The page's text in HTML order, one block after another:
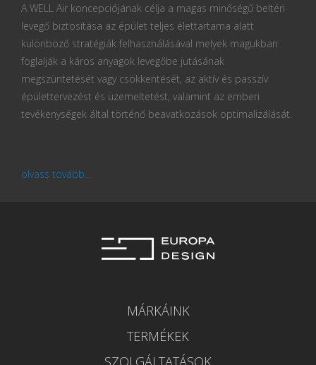
A WELL Air koncepciójának célja a magas minőségű beltéri
levegő biztosítása az épület teljes élettartama alatt
különböző stratégiák felhasználásával melyek magukban
foglalják a káros anyagok levegőbe jutásának
megszüntetését vagy csökkentését, az aktív és passzív
épülettervezést és üzemeltetést, valamint az emberi
tevékenységek által történő beavatkozások optimalizálását.
olvass tovább...
MÁRKÁINK
TERMÉKEK
SZOLGÁLTATÁSOK